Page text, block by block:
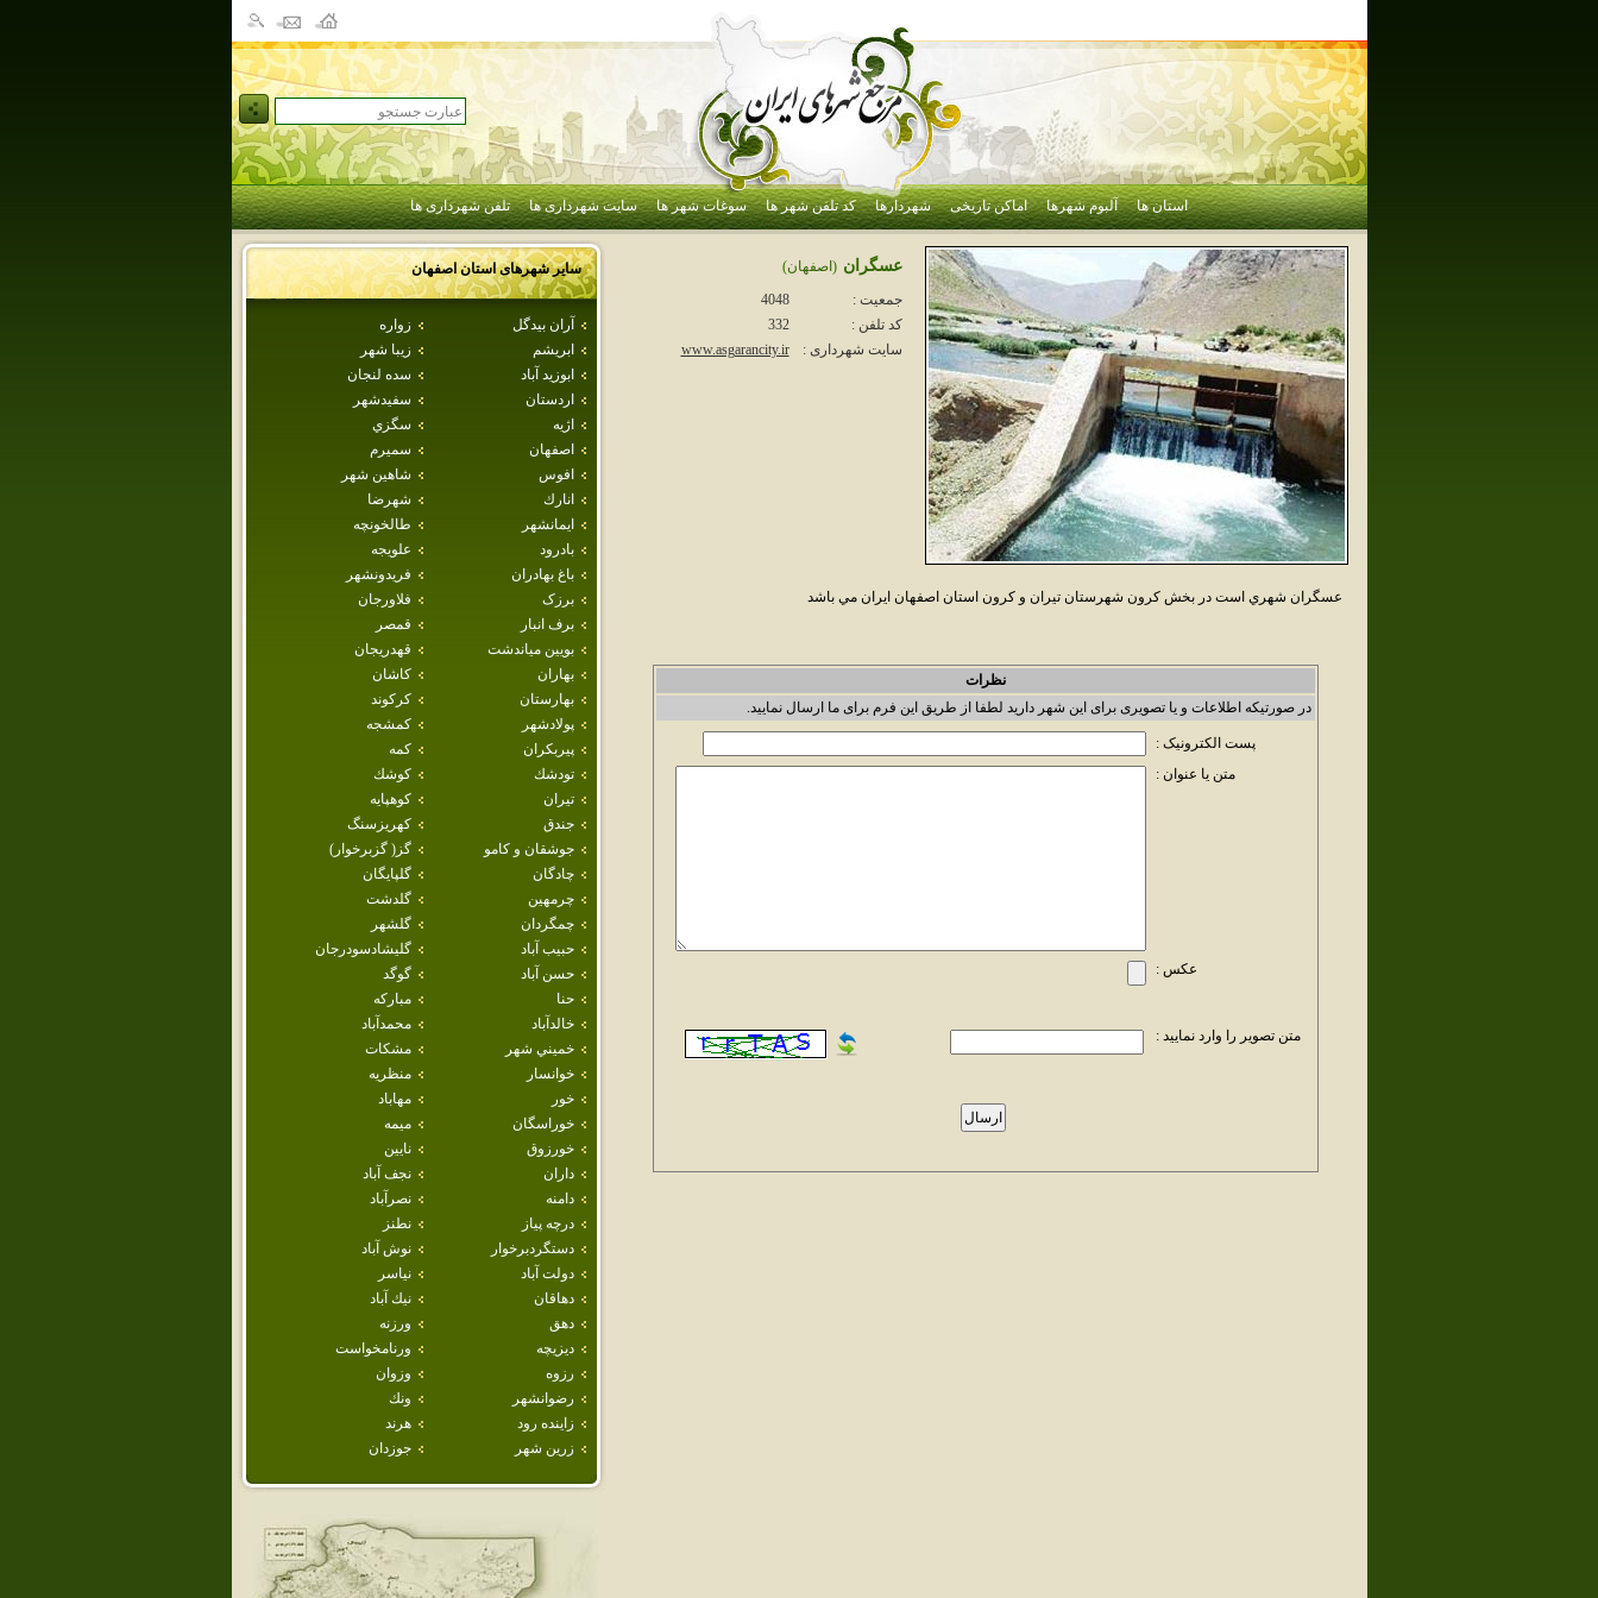
استان ها آلبوم شهرها اماکن تاریخی شهردارها کد تلفن شهر ها سوغات شهر ها سایت شهرداری ها تلفن شهرداری ها
سایر شهرهای استاناصفهان
آران بيدگل
زواره
ابريشم
زيبا شهر
ابوزيد آباد
سده لنجان
اردستان
سفيدشهر
اژيه
سگزي
اصفهان
سميرم
افوس
شاهين شهر
انارك
شهرضا
ايمانشهر
طالخونچه
بادرود
علويجه
باغ بهادران
فريدونشهر
برزک
فلاورجان
برف انبار
قمصر
بويين مياندشت
قهدريجان
بهاران
كاشان
بهارستان
كركوند
پولادشهر
كمشجه
پيربكران
كمه
تودشك
كوشك
تيران
كوهپايه
جندق
كهريزسنگ
جوشقان و كامو
گز( گزبرخوار)
چادگان
گلپايگان
چرمهين
گلدشت
چمگردان
گلشهر
حبيب آباد
گليشادسودرجان
حسن آباد
گوگد
حنا
مباركه
خالدآباد
محمدآباد
خميني شهر
مشكات
خوانسار
منظريه
خور
مهاباد
خوراسگان
ميمه
خورزوق
نايين
داران
نجف آباد
دامنه
نصرآباد
درچه پياز
نطنز
دستگردبرخوار
نوش آباد
دولت آباد
نياسر
دهاقان
نيك آباد
دهق
ورزنه
ديزيچه
ورنامخواست
رزوه
وزوان
رضوانشهر
ونك
زاينده رود
هرند
زرين شهر
جوزدان
عسگران (اصفهان)
جمعیت :
4048
کد تلفن :
332
سایت شهرداری :
www.asgarancity.ir
عسگران شهري است در بخش کرون شهرستان تيران و کرون استان اصفهان ايران مي باشد
نظرات
در صورتیکه اطلاعات و یا تصویری برای این شهر دارید لطفا از طریق این فرم برای ما ارسال نمایید.
پست الکترونیک :
متن یا عنوان :
عکس :
متن تصویر را وارد نمایید :